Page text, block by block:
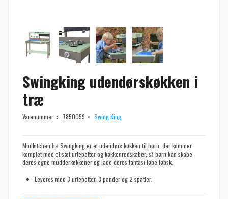
Swingking udendørskøkken i
træ
Varenummer : 7850059 Swing King
Mudkitchen fra Swingking er et udendørs køkken til børn. der kommer
komplet med et sæt urtepotter og køkkenredskaber, så børn kan skabe
deres egne mudderkøkkener og lade deres fantasi løbe løbsk.
Leveres med 3 urtepotter, 3 pander og 2 spatler.